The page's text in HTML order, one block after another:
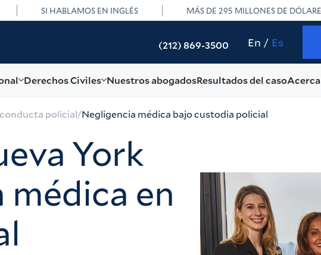
SI HABLAMOS EN INGLÉS MÁS DE 295 MILLONES DE
(212) 869-3500 En Es
Derechos Civiles Nuestros abogadosResultados del caso
policial/Negligencia médica bajo custodia policial
York
en